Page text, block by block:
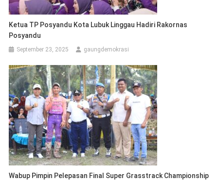
Ketua TP Posyandu Kota Lubuk Linggau Hadiri Rakornas
Posyandu ‎
September 23, 2025 gaungdemokrasi
Wabup Pimpin Pelepasan Final Super Grasstrack Championship